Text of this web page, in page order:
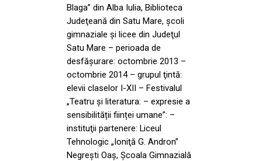
Blaga” din Alba Iulia, Biblioteca
Judeţeană din Satu Mare, şcoli
gimnaziale şi licee din Judeţul
Satu Mare – perioada de
desfăşurare: octombrie 2013 –
octombrie 2014 – grupul ţintă:
elevii claselor I-XII – Festivalul
„Teatru și literatura: – expresie a
sensibilității ființei umane”: –
instituţii partenere: Liceul
Tehnologic „Ioniţă G. Andron”
Negreşti Oaş, Şcoala Gimnazială